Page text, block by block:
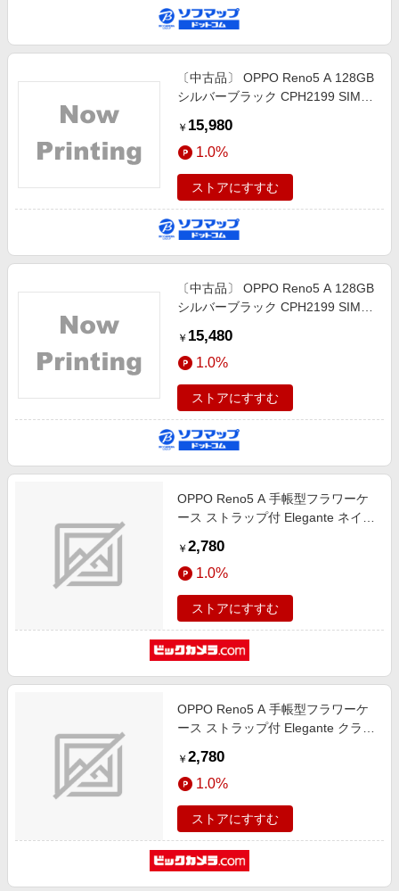
〔中古品〕 OPPO Reno5 A 128GB
シルバーブラック CPH2199 SIMフ
￥ 15,980
1.0%
ストアにすすむ
〔中古品〕 OPPO Reno5 A 128GB
シルバーブラック CPH2199 SIMフ
￥ 15,480
1.0%
ストアにすすむ
OPPO Reno5 A 手帳型フラワーケ
ース ストラップ付 Elegante ネイビ
￥ 2,780
1.0%
ストアにすすむ
OPPO Reno5 A 手帳型フラワーケ
ース ストラップ付 Elegante クラウ
￥ 2,780
1.0%
ストアにすすむ